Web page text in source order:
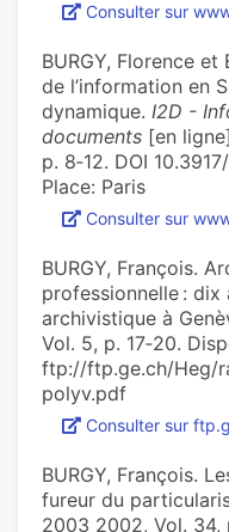
Consulter sur
BURGY, Florence et
de l’information en
dynamique. I2D -
documents [en
p. 8‑12. DOI
Place: Paris
Consulter sur
BURGY, François.
professionnelle :
archivistique à
Vol. 5, p. 17‑20.
ftp://ftp.ge.ch/Heg/
polyv.pdf
Consulter sur
BURGY, François.
fureur du
2003 2002, Vol. 34,